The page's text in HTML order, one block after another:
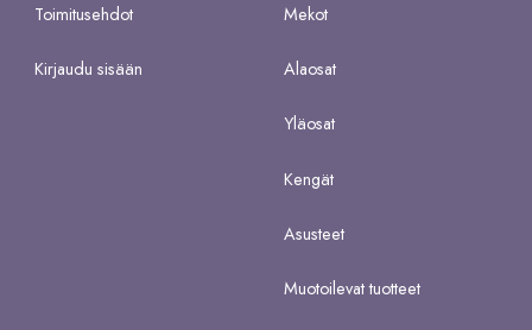
Toimitusehdot
Kirjaudu sisään
Mekot
Alaosat
Yläosat
Kengät
Asusteet
Muotoilevat tuotteet